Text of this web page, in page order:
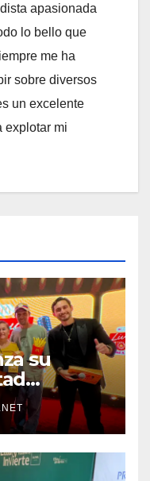
apasionada
lo bello que
me ha
sobre diversos
un excelente
explotar mi
su
a
más